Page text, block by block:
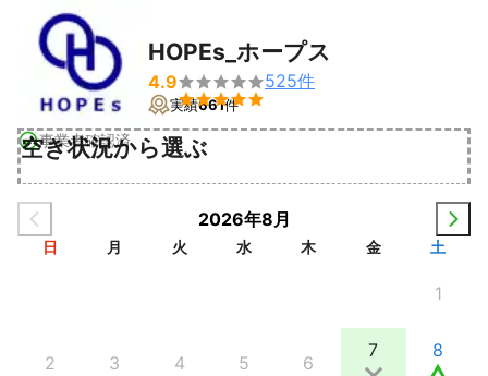
事業者確認済
HOPEs_ホープス
4.9

525件
実績661件
空き状況から選ぶ
2026年8月
日 月 火 水 木 金 土
1
2 3 4 5 6
7 8